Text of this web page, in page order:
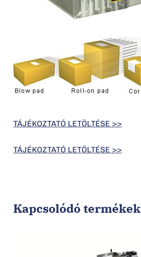
TÁJÉKOZTATÓ LETÖLTÉSE >>
TÁJÉKOZTATÓ LETÖLTÉSE >>
Kapcsolódó termékek